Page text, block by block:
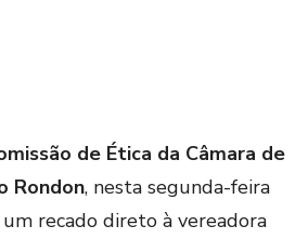
de Ética da Câmara de
Rondon, nesta segunda-feira
recado direto à vereadora